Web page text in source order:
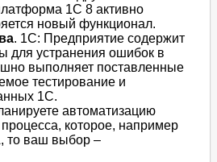
1С 8 активно
новый функционал.
. 1С: Предприятие содержит
для устранения ошибок в
выполняет поставленные
тестирование и
1С.
автоматизацию
процесса, которое, например
то ваш выбор –